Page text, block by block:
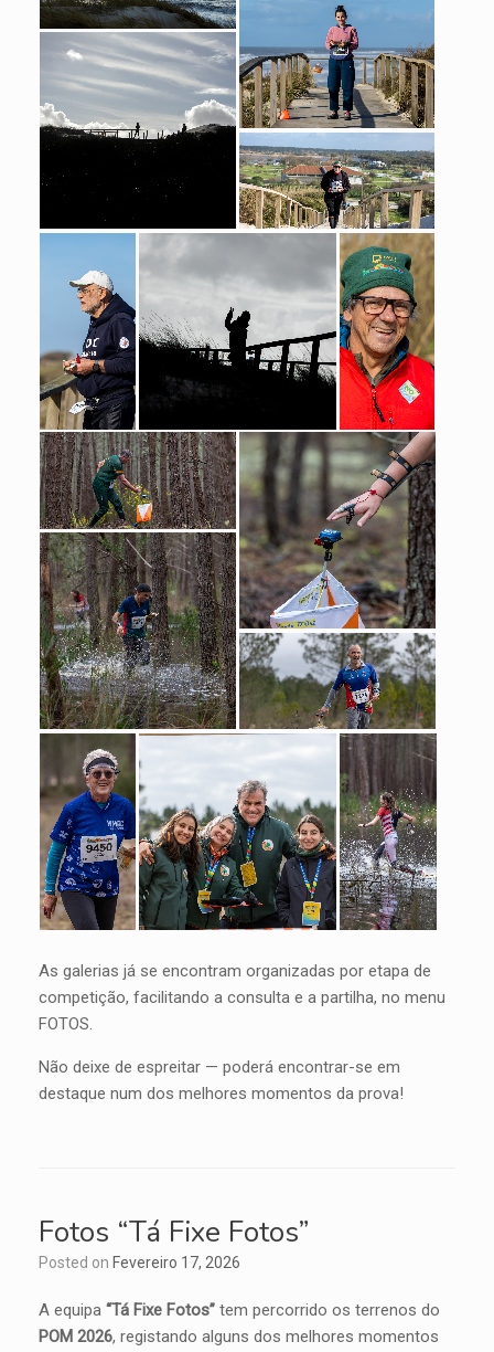
As galerias já se encontram organizadas por etapa de
competição, facilitando a consulta e a partilha, no menu
FOTOS.
Não deixe de espreitar — poderá encontrar-se em
destaque num dos melhores momentos da prova!
Fotos “Tá Fixe Fotos”
Posted on Fevereiro 17, 2026
A equipa “Tá Fixe Fotos” tem percorrido os terrenos do
POM 2026, registando alguns dos melhores momentos